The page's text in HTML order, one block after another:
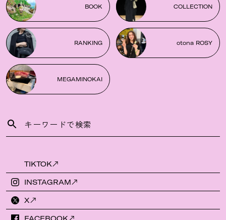
BOOK COLLECTION
RANKING otona ROSY
MEGAMINOKAI
TIKTOK
INSTAGRAM
X